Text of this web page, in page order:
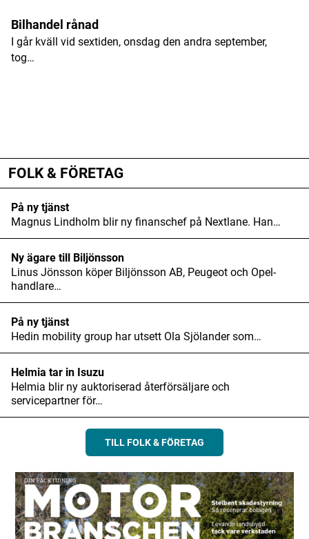
Bilhandel rånad
I går kväll vid sextiden, onsdag den andra september,
tog…
FOLK & FÖRETAG
På ny tjänst
Magnus Lindholm blir ny finanschef på Nextlane. Han…
Ny ägare till Biljönsson
Linus Jönsson köper Biljönsson AB, Peugeot och Opel-
handlare…
På ny tjänst
Hedin mobility group har utsett Ola Sjölander som…
Helmia tar in Isuzu
Helmia blir ny auktoriserad återförsäljare och
servicepartner för…
TILL FOLK & FÖRETAG